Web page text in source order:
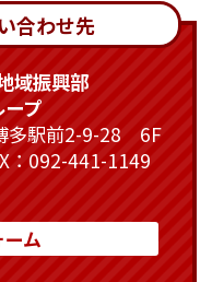
合わせ先
域振興部
プ
多駅前2-9-28 6F
092-441-1149
ム